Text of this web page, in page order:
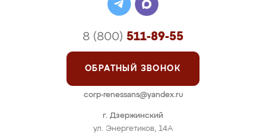
г. Дзержинский
ул. Энергетиков, 14А
8 (800) 511-89-55
ОБРАТНЫЙ ЗВОНОК
corp-renessans@yandex.ru